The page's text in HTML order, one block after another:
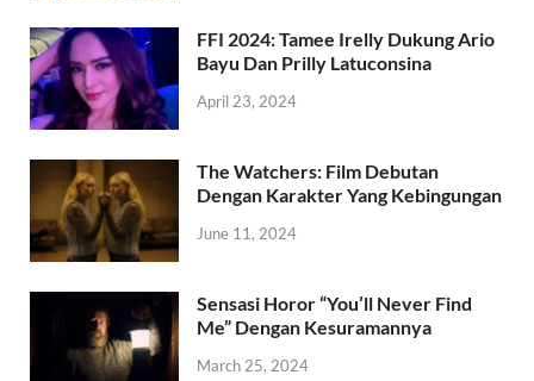
FFI 2024: Tamee Irelly Dukung Ario
Bayu Dan Prilly Latuconsina
April 23, 2024
The Watchers: Film Debutan
Dengan Karakter Yang Kebingungan
June 11, 2024
Sensasi Horor “You’ll Never Find
Me” Dengan Kesuramannya
March 25, 2024